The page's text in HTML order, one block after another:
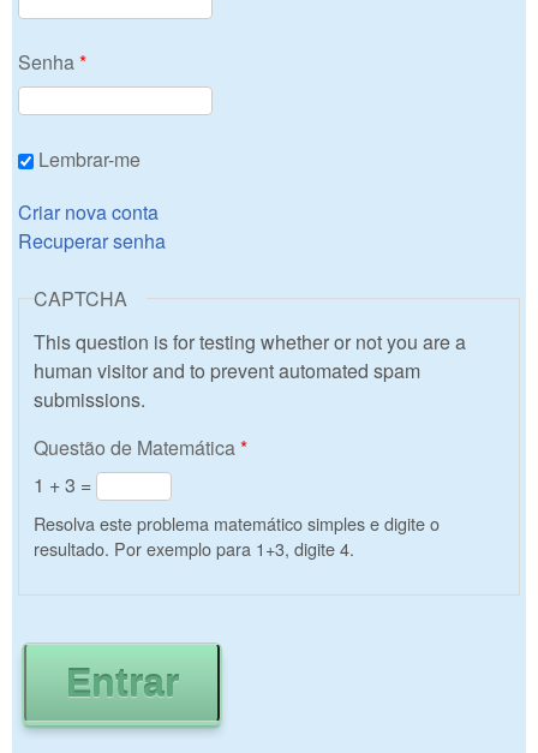
Senha*
Lembrar-me
Criar nova conta
Recuperar senha
CAPTCHA
This question is for testing whether or not you are a
human visitor and to prevent automated spam
submissions.
Questão de Matemática*
1 + 3 =
Resolva este problema matemático simples e digite o
resultado. Por exemplo para 1+3, digite 4.